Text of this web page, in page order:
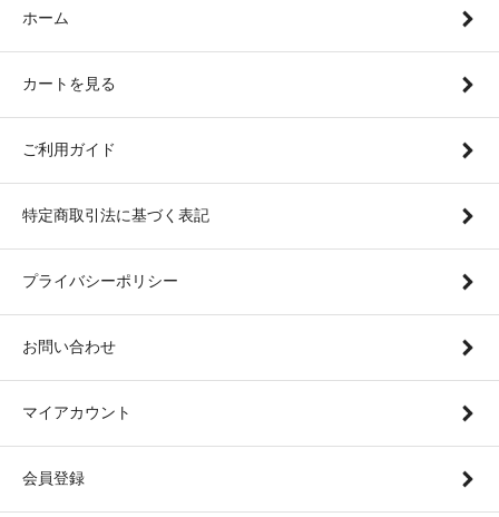
ホーム
カートを見る
ご利用ガイド
特定商取引法に基づく表記
プライバシーポリシー
お問い合わせ
マイアカウント
会員登録